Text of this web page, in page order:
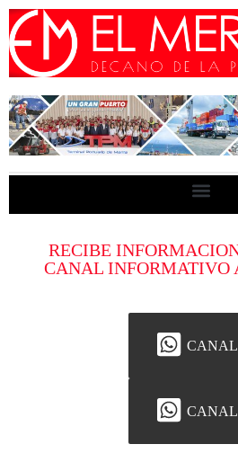
RECIBE
CANAL INFORMATIVO
CANAL
CANAL